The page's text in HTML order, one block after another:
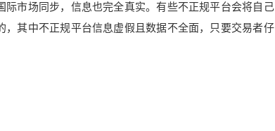
际市场同步，信息也完全真实。有些不正规平台会将自己
其中不正规平台信息虚假且数据不全面，只要交易者仔